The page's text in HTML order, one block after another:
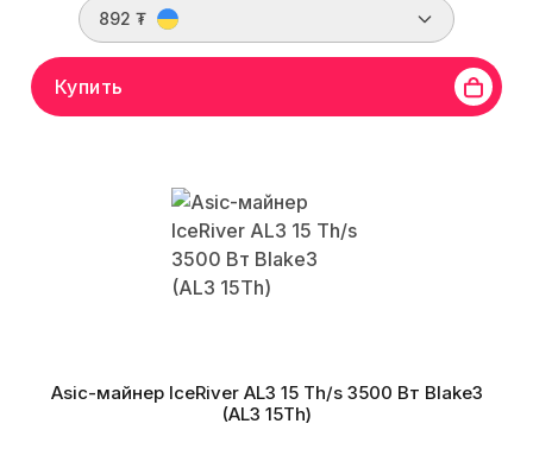
892 ₮
Купить
Asic-майнер IceRiver AL3 15 Th/s 3500 Вт Blake3
(AL3 15Th)